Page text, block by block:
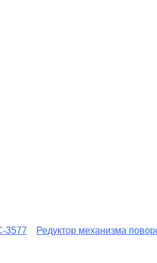
3577
Редуктор механизма